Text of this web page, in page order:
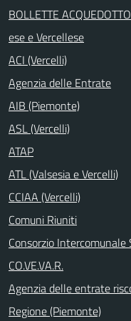
BOLLETTE
ese e Vercellese
ACI (Vercelli)
Agenzia delle Entrate
AIB (Piemonte)
ASL (Vercelli)
ATAP
ATL (Valsesia e Vercelli)
CCIAA (Vercelli)
Comuni Riuniti
Consorzio Intercomunale
CO.VE.VA.R.
Agenzia delle entrate
Regione (Piemonte)